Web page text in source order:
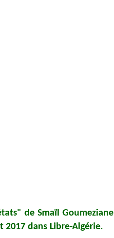
de Smaïl Goumeziane
dans Libre-Algérie.